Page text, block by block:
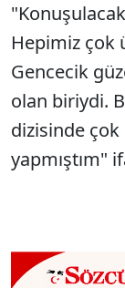
Hepimiz çok
Gencecik
olan biriydi.
dizisinde çok
yapmıştım"